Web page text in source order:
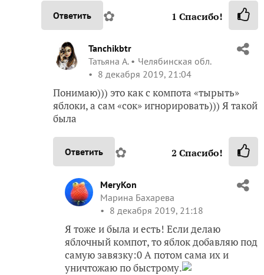
Ответить ✿ 1 Спасибо!
Tanchikbtr
Татьяна А.
Челябинская обл.
8 декабря 2019, 21:04
Понимаю))) это как с компота «тырыть»
яблоки, а сам «сок» игнорировать))) Я такой
была
Ответить ✿ 2 Спасибо!
MeryKon
Марина Бахарева
8 декабря 2019, 21:18
Я тоже и была и есть! Если делаю
яблочный компот, то яблок добавляю под
самую завязку:0 А потом сама их и
уничтожаю по быстрому.